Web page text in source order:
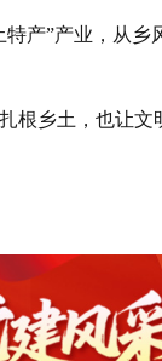
”产业，从乡
乡土，也让文